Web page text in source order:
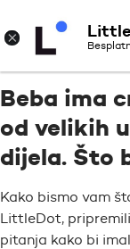
Beba ima
od velikih
dijela. Što
Kako bismo vam
LittleDot,
pitanja kako bi
×